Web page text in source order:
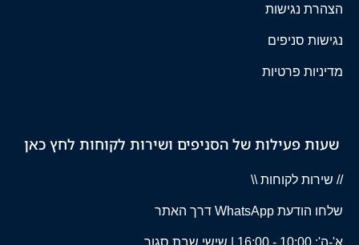
הצהרת נגישות
נגישות סניפים
מדיניות פרטיות
שעות פעילות של הסניפים ושירות לקוחות לחץ כאן
// שירות לקוחות \\
שלחו הודעת WhatsApp דרך האתר